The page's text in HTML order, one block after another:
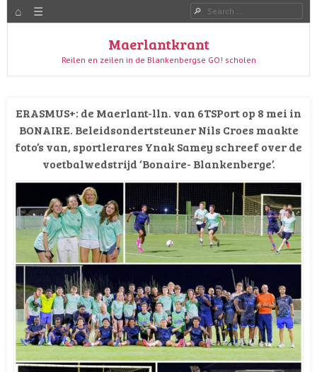
HOME Search
Maerlantkrant
Reilen en zeilen in de Blankenbergse GO! scholen
ERASMUS+: de Maerlant-lln. van 6TSPort op 8 mei in
BONAIRE. Beleidsondertsteuner Nils Croes maakte
foto’s van, sportlerares Ynak Samey schreef over de
voetbalwedstrijd ‘Bonaire- Blankenberge’.